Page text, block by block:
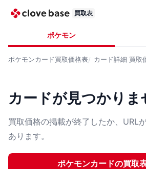
買取表
ポケモン
ポケモンカード買取価格表 カード詳細 買取
カードが見つかりま
買取価格の掲載が終了したか、URL
あります。
ポケモンカードの買取